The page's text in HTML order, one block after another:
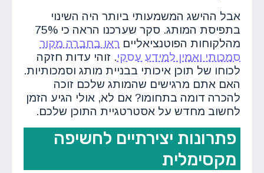
אבל ההישג המשמעותי ביותר היה השינוי
בתפיסת המותג. סקר שערכנו הראה כי 75%
מהלקוחות הפוטנציאליים ראו בחברה מקור
סמכותי ואמין למידע עסקי. זוהי עדות חזקה
לכוחו של תוכן איכותי בבניית מותג וסמכותיות.
האם אתם מרגישים שהמותג שלכם זוכה
להכרה דומה בתחומו? אם לא, אולי הגיע הזמן
לחשוב מחדש על אסטרטגיית התוכן שלכם.
פתרונות יצירתיים לחשיפה
מקסימלית